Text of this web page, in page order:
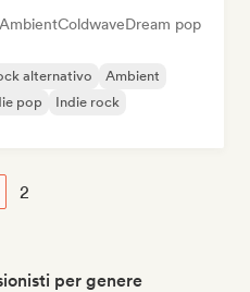
AmbientColdwaveDream pop
alternativo
Ambient
pop
Indie rock
2
per genere